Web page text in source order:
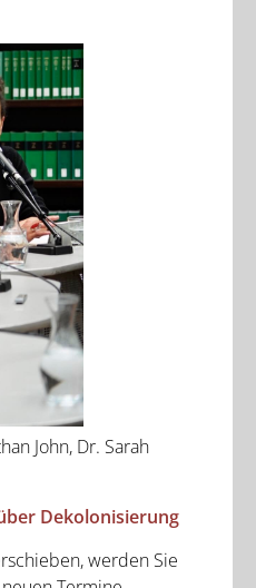
John, Dr. Sarah
Dekolonisierung
werden Sie